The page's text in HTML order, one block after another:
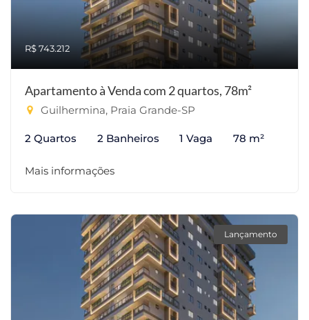
R$ 743.212
Apartamento à Venda com 2 quartos, 78m²
Guilhermina, Praia Grande-SP
2 Quartos 2 Banheiros 1 Vaga 78 m²
Mais informações
Lançamento